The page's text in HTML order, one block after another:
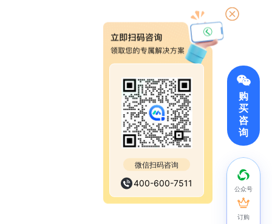
购
买
咨
询
微信扫码咨询
400-600-7511
公众号
订购